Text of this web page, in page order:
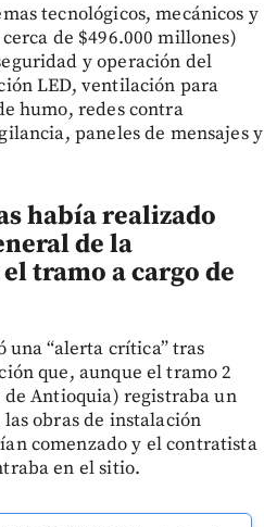
tecnológicos, mecánicos y
de $496.000 millones)
y operación del
LED, ventilación para
humo, redes contra
paneles de mensajes y
había realizado
de la
tramo a cargo de
“alerta crítica” tras
que, aunque el tramo 2
Antioquia) registraba un
obras de instalación
comenzado y el contratista
en el sitio.